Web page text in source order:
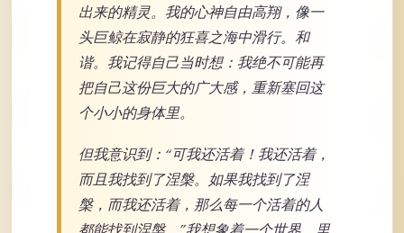
出来的精灵。我的心神自由高翔，像一
头巨鲸在寂静的狂喜之海中滑行。和
谐。我记得自己当时想：我绝不可能再
把自己这份巨大的广大感，重新塞回这
个小小的身体里。
但我意识到：“可我还活着！我还活着，
而且我找到了涅槃。如果我找到了涅
槃，而我还活着，那么每一个活着的人